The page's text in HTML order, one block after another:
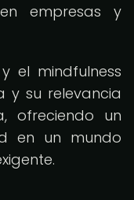
empresas y
el mindfulness
y su relevancia
ofreciendo un
en un mundo